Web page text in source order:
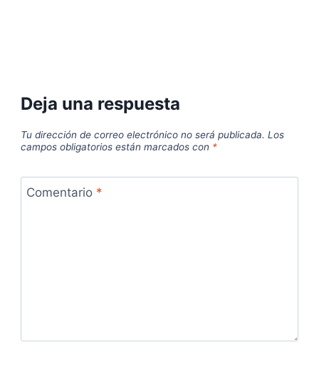
Deja una respuesta
Tu dirección de correo electrónico no será publicada. Los
campos obligatorios están marcados con *
Comentario *